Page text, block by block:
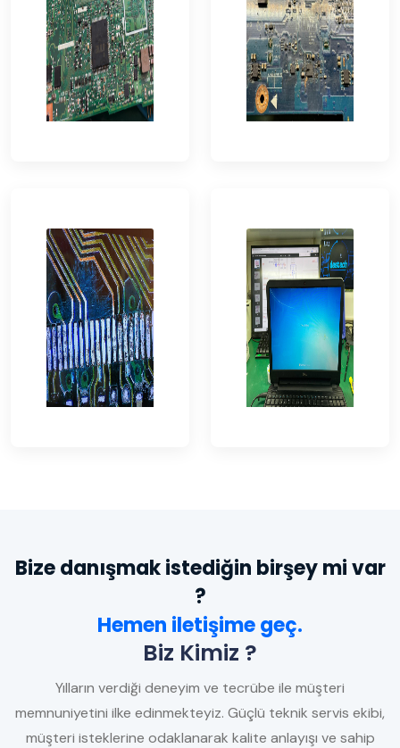
Bize danışmak istediğin birşey mi var
?
Hemen iletişime geç.
Biz Kimiz ?
Yılların verdiği deneyim ve tecrübe ile müşteri
memnuniyetini ilke edinmekteyiz. Güçlü teknik servis ekibi,
müşteri isteklerine odaklanarak kalite anlayışı ve sahip